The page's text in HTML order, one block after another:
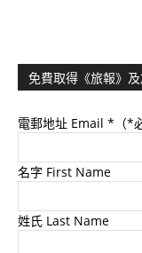
免費取得《旅報》及
電郵地址 Email *（*
名字 First Name
姓氏 Last Name